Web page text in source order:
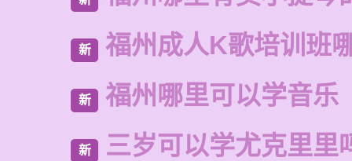
新 福州成人K歌培训班
新 福州哪里可以学音乐
新 三岁可以学尤克里里